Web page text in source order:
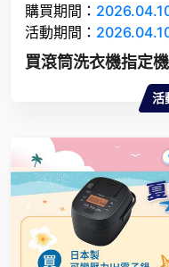
購買期間：
活動期間：
買滾筒洗衣機指定
活